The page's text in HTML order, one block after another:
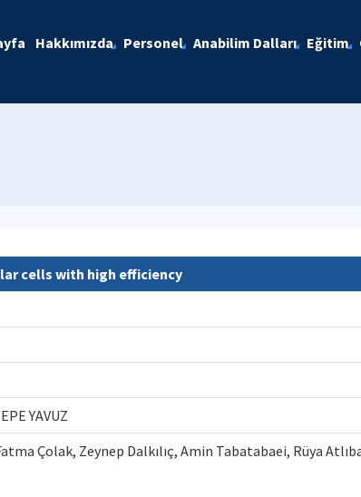
Hakkımızda Personel Anabilim Dalları Eğitim
cells with high efficiency
YAVUZ
Çolak, Zeynep Dalkılıç, Amin Tabatabaei, Rüya